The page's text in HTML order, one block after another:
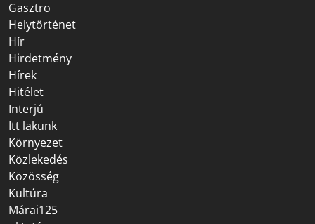
Gasztro
Helytörténet
Hír
Hirdetmény
Hírek
Hitélet
Interjú
Itt lakunk
Környezet
Közlekedés
Közösség
Kultúra
Márai125